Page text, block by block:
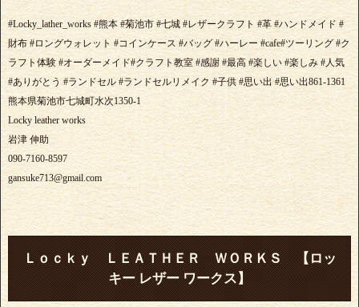
#Locky_lather_works #熊本 #菊池市 #七城 #レザークラフト #革 #ハンドメイド #
財布 #ロングウォレット #コインケース #バッグ #ハーレー #cafe#ツーリング #ク
ラフト体験 #オーダーメイド#クラフト教室 #感謝 #最高 #楽しい #楽しみ #人気
#ありがとう #ランドセル #ランドセルリメイク #子供 #思い出 #思い出861-1361
熊本県菊池市七城町水次1350-1
Locky leather works
岩津 伸助
090-7160-8597
gansuke713@gmail.com
Ｌｏｃｋｙ ＬＥＡＴＨＥＲ ＷＯＲＫＳ 【ロッ
キー レザー ワークス】